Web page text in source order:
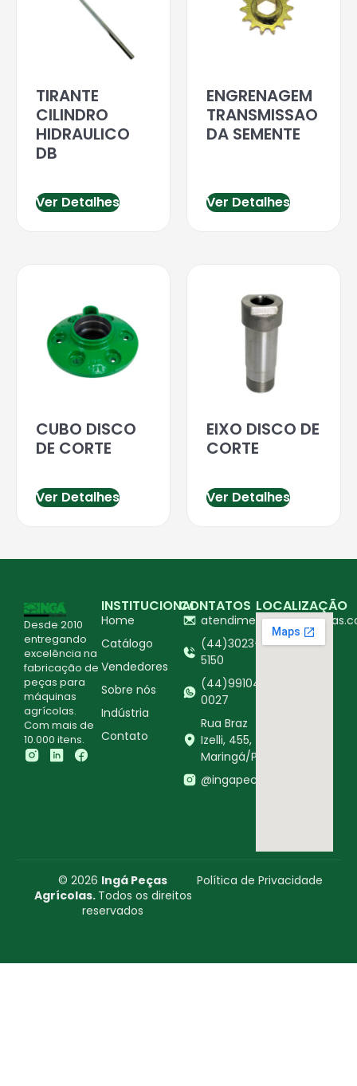
TIRANTE
CILINDRO
HIDRAULICO
DB
Ver Detalhes
ENGRENAGEM
TRANSMISSAO
DA SEMENTE
Ver Detalhes
CUBO DISCO
DE CORTE
Ver Detalhes
EIXO DISCO DE
CORTE
Ver Detalhes
Desde 2010
entregando
excelência na
fabricação de
peças para
máquinas
agrícolas.
Com mais de
10.000 itens.
INSTITUCIONAL
Home
Catálogo
Vendedores
Sobre nós
Indústria
Contato
CONTATOS
(44)3023-
5150
(44)99104-
0027
Rua Braz
Izelli, 455,
Maringá/PR
@ingapecasagricolas
LOCALIZAÇÃO
© 2026 Ingá Peças
Agrícolas. Todos os direitos
reservados
Política de Privacidade